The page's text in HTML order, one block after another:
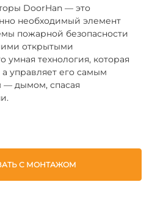
DoorHan — это
необходимый элемент
пожарной безопасности
открытыми
умная технология, которая
управляет его самым
— дымом, спасая
С МОНТАЖОМ